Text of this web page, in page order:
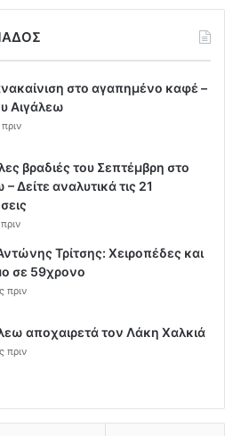
στο αγαπημένο καφέ –
Αιγάλεω
βραδιές του Σεπτέμβρη στο
Δείτε αναλυτικά τις 21
Τρίτσης: Χειροπέδες και
σε 59χρονο
πριν
αποχαιρετά τον Λάκη Χαλκιά
πριν